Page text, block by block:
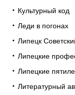
Культурный код
Леди в погонах
Липецк
Липецкие
Липецкие
Литературный